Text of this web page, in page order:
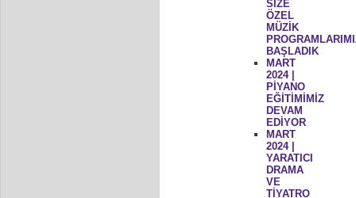
SİZE
ÖZEL
MÜZİK
BAŞLADIK
MART
2024 |
PİYANO
EĞİTİMİMİZ
DEVAM
EDİYOR
MART
2024 |
YARATICI
DRAMA
VE
TİYATRO